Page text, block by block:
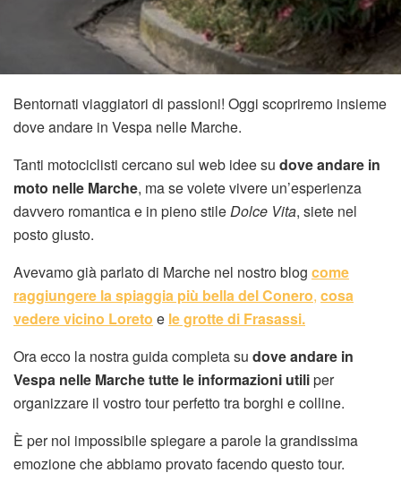
Bentornati viaggiatori di passioni! Oggi scopriremo insieme
dove andare in Vespa nelle Marche.
Tanti motociclisti cercano sul web idee su dove andare in
moto nelle Marche, ma se volete vivere un’esperienza
davvero romantica e in pieno stileDolce Vita, siete nel
posto giusto.
Avevamo già parlato di Marche nel nostro blog come
raggiungere la spiaggia più bella del Conero, cosa
vedere vicino Loreto e le grotte di Frasassi.
Ora ecco la nostra guida completa su dove andare in
Vespa nelle Marche tutte le informazioni utiliper
organizzare il vostro tour perfetto tra borghi e colline.
È per noi impossibile spiegare a parole la grandissima
emozione che abbiamo provato facendo questo tour.